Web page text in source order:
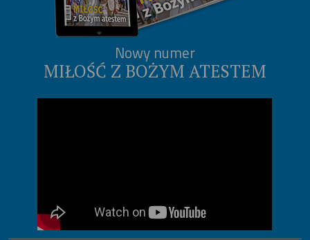
Nowy numer
MIŁOŚĆ Z BOŻYM ATESTEM